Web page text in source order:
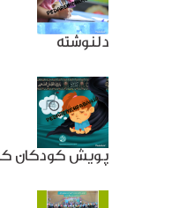
دلنوشته
پویش کودکان